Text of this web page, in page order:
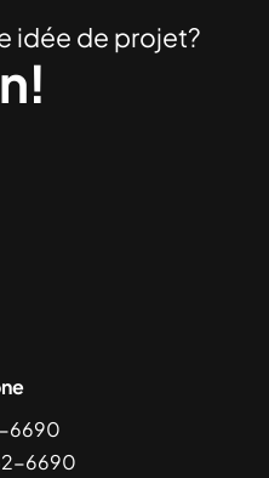
idée de projet?
6690
6690